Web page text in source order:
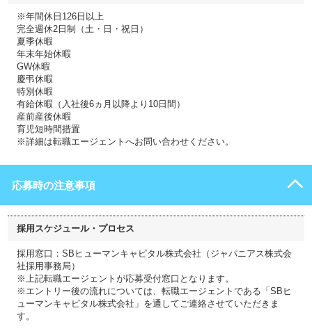
※年間休日126日以上
完全週休2日制（土・日・祝日）
夏季休暇
年末年始休暇
GW休暇
慶弔休暇
特別休暇
有給休暇（入社後6ヵ月以降より10日間）
産前産後休暇
育児短時間措置
※詳細は転職エージェントへお問い合わせください。
応募時の注意事項
採用スケジュール・プロセス
採用窓口：SBヒューマンキャピタル株式会社（ジャパニアス株式会
社採用事務局）
※上記転職エージェントが応募受付窓口となります。
※エントリー後の流れについては、転職エージェントである「SBヒ
ューマンキャピタル株式会社」を通してご連絡させていただきま
す。